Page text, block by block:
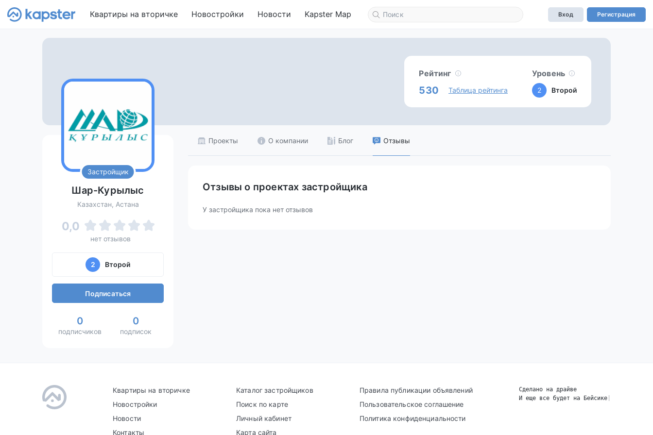
Квартиры на вторичке Новостройки Новости Kapster Map Вход Регистрация
Рейтинг
530 Таблица рейтинга
Уровень
2 Второй
Застройщик
Шар-Курылыс
Казахстан, Астана
0,0
нет отзывов
2 Второй
Подписаться
0
подписчиков
0
подписок
Проекты О компании Блог Отзывы
Отзывы о проектах застройщика
У застройщика пока нет отзывов
Квартиры на вторичке
Новостройки
Новости
Контакты
Каталог застройщиков
Поиск по карте
Личный кабинет
Карта сайта
Правила публикации объявлений
Пользовательское соглашение
Политика конфиденциальности
Сделано на драйве
И еще все будет на Бейсике